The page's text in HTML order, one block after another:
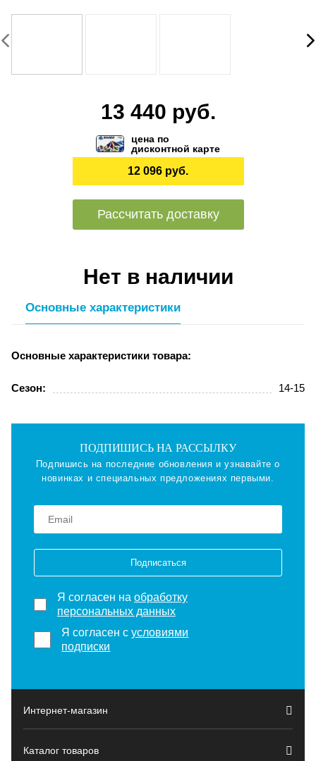
13 440 руб.
цена по
дисконтной карте
12 096 руб.
Рассчитать доставку
Нет в наличии
Основные характеристики
Основные характеристики товара:
Сезон: 14-15
ПОДПИШИСЬ НА РАССЫЛКУ
Подпишись на последние обновления и узнавайте о
новинках и специальных предложениях первыми.
Подписаться
Я согласен на обработку
персональных данных
Я согласен сусловиями
подписки
Интернет-магазин
Каталог товаров